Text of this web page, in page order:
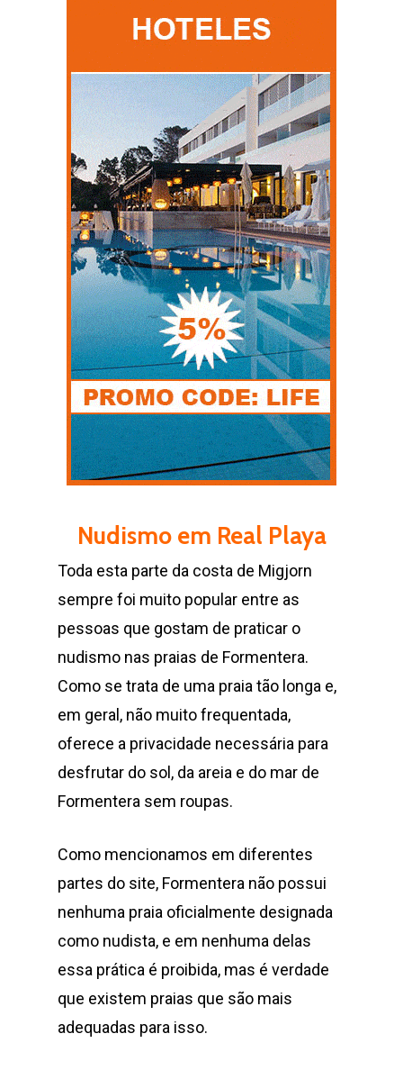
Nudismo em Real Playa
Toda esta parte da costa de Migjorn
sempre foi muito popular entre as
pessoas que gostam de praticar o
nudismo nas praias de Formentera.
Como se trata de uma praia tão longa e,
em geral, não muito frequentada,
oferece a privacidade necessária para
desfrutar do sol, da areia e do mar de
Formentera sem roupas.
Como mencionamos em diferentes
partes do site, Formentera não possui
nenhuma praia oficialmente designada
como nudista, e em nenhuma delas
essa prática é proibida, mas é verdade
que existem praias que são mais
adequadas para isso.